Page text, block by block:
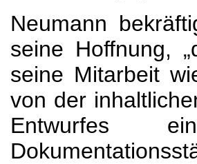
Neumann
seine Hoffnung,
seine Mitarbeit
von der
Entwurfes